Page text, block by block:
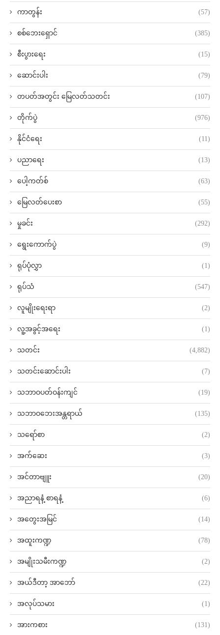
ကာတွန်း (57)
စစ်ဘေးရှောင် (385)
စီးပွားရေး (15)
ဆောင်းပါး (79)
တပတ်အတွင်း မြေလတ်သတင်း (107)
တိုက်ပွဲ (976)
နိုင်ငံရေး (11)
ပညာရေး (13)
ပေါ့ကတ်စ် (63)
မြေလတ်ပေးစာ (55)
မှုခင်း (292)
ရွေးကောက်ပွဲ (9)
ရုပ်ပုံလွှာ (1)
ရုပ်သံ (547)
လူမျိုးရေးရာ (2)
လူ့အခွင့်အရေး (1)
သတင်း (4,882)
သတင်းဆောင်းပါး (7)
သဘာဝပတ်ဝန်းကျင် (19)
သဘာဝဘေးအန္တရာယ် (135)
သရော်စာ (2)
အက်ဆေး (3)
အင်တာဗျူး (20)
အညာရနံ့ စာရနံ့ (6)
အတွေးအမြင် (14)
အထူးကဏ္ဍ (78)
အမျိုးသမီးကဏ္ဍ (2)
အယ်ဒီတာ့ အာဘော် (22)
အလုပ်သမား (1)
အားကစား (131)